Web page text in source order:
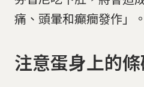
痛、頭暈和癲癇發作」。
注意蛋身上的